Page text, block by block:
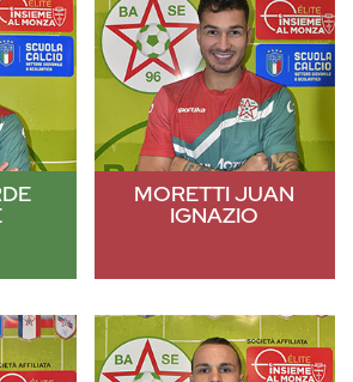
MORETTI JUAN
IGNAZIO